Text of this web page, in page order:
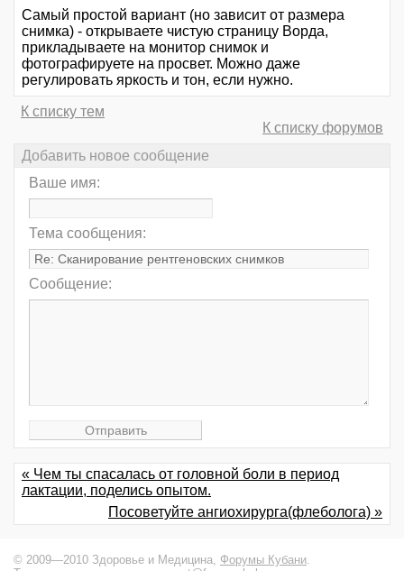
Самый простой вариант (но зависит от размера
снимка) - открываете чистую страницу Ворда,
прикладываете на монитор снимок и
фотографируете на просвет. Можно даже
регулировать яркость и тон, если нужно.
К списку тем
К списку форумов
Добавить новое сообщение
Ваше имя:
Тема сообщения:
Сообщение:
« Чем ты спасалась от головной боли в период
лактации, поделись опытом.
Посоветуйте ангиохирурга(флеболога) »
© 2009—2010 Здоровье и Медицина, Форумы Кубани